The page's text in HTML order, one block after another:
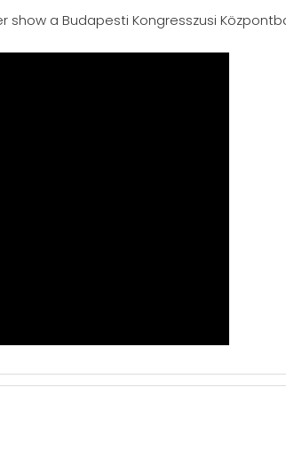
show a Budapesti Kongresszusi